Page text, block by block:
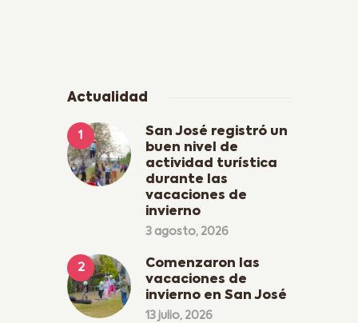
Actualidad
San José registró un
buen nivel de
actividad turística
durante las
vacaciones de
invierno
3 agosto, 2026
Comenzaron las
vacaciones de
invierno en San José
13 julio, 2026